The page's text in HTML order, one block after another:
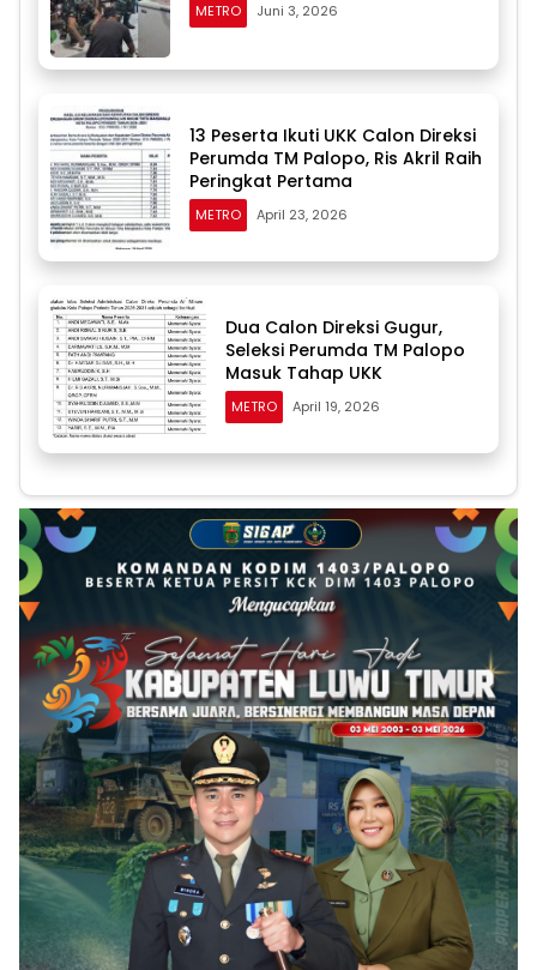
METRO Juni 3, 2026
13 Peserta Ikuti UKK Calon Direksi
Perumda TM Palopo, Ris Akril Raih
Peringkat Pertama
METRO April 23, 2026
Dua Calon Direksi Gugur,
Seleksi Perumda TM Palopo
Masuk Tahap UKK
METRO April 19, 2026